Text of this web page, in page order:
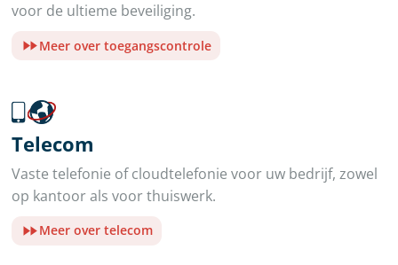
voor de ultieme beveiliging.
Meer over toegangscontrole
Telecom
Vaste telefonie of cloudtelefonie voor uw bedrijf, zowel
op kantoor als voor thuiswerk.
Meer over telecom